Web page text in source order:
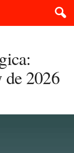
de 2026